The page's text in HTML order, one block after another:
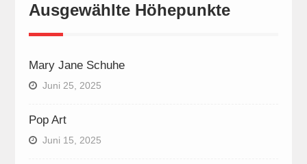
Ausgewählte Höhepunkte
Mary Jane Schuhe
Juni 25, 2025
Pop Art
Juni 15, 2025